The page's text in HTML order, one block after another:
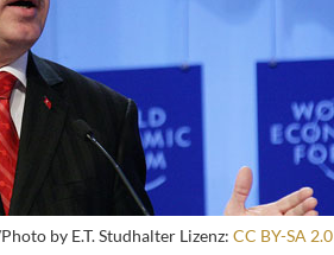
by E.T. Studhalter Lizenz: CC BY-SA 2.0